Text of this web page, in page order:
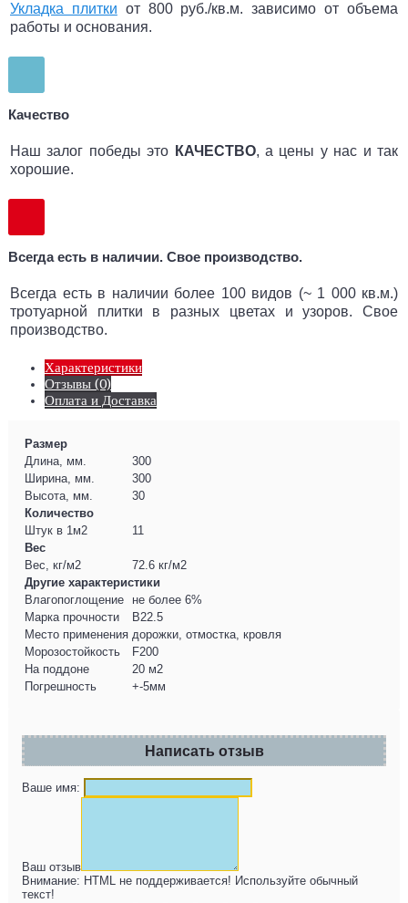
Укладка плитки от 800 руб./кв.м. зависимо от объема
работы и основания.
Качество
Наш залог победы это КАЧЕСТВО, а цены у нас и так
хорошие.
Всегда есть в наличии. Свое производство.
Всегда есть в наличии более 100 видов (~ 1 000 кв.м.)
тротуарной плитки в разных цветах и узоров. Свое
производство.
Характеристики
Отзывы (0)
Оплата и Доставка
Размер
Длина, мм.
300
Ширина, мм.
300
Высота, мм.
30
Количество
Штук в 1м2
11
Вес
Вес, кг/м2
72.6 кг/м2
Другие характеристики
Влагопоглощение
не более 6%
Марка прочности
B22.5
Место применения дорожки, отмостка, кровля
Морозостойкость
F200
На поддоне
20 м2
Погрешность
+-5мм
Написать отзыв
Ваше имя:
Ваш отзыв
Внимание: HTML не поддерживается! Используйте обычный
текст!